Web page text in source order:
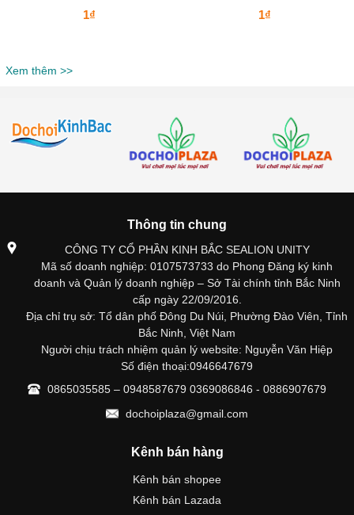
1₫ 1₫
Xem thêm >>
Thông tin chung
CÔNG TY CỔ PHẦN KINH BẮC SEALION UNITY
Mã số doanh nghiệp: 0107573733 do Phong Đăng ký kinh
doanh và Quản lý doanh nghiệp – Sở Tài chính tỉnh Bắc Ninh
cấp ngày 22/09/2016.
Địa chỉ trụ sở: Tổ dân phố Đông Du Núi, Phường Đào Viên, Tỉnh
Bắc Ninh, Việt Nam
Người chịu trách nhiệm quản lý website: Nguyễn Văn Hiệp
Số điện thoại:0946647679
0865035585 – 0948587679 0369086846 - 0886907679
dochoiplaza@gmail.com
Kênh bán hàng
Kênh bán shopee
Kênh bán Lazada